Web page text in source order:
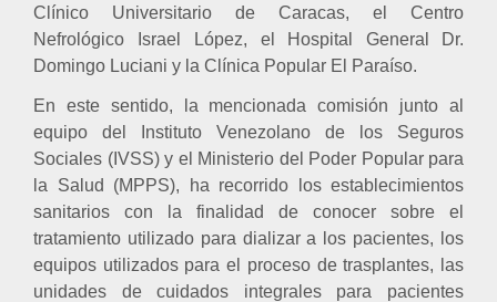
Clínico Universitario de Caracas, el Centro
Nefrológico Israel López, el Hospital General
Dr.
Domingo Luciani y la Clínica Popular El Paraíso.
En este sentido, la mencionada comisión junto al
equipo del Instituto Venezolano de los Seguros
Sociales (IVSS) y el Ministerio del Poder Popular para
la Salud (MPPS), ha recorrido los establecimientos
sanitarios con la finalidad de conocer sobre el
tratamiento utilizado para dializar a los pacientes, los
equipos utilizados para el proceso de trasplantes, las
unidades de cuidados integrales para pacientes